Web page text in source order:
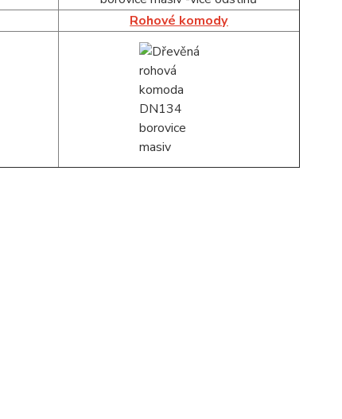
Rohové komody